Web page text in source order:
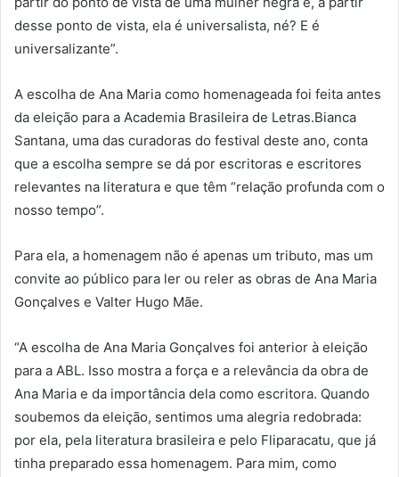
desse ponto de vista, ela é universalista, né? E é
universalizante”.
A escolha de Ana Maria como homenageada foi feita antes
da eleição para a Academia Brasileira de Letras.Bianca
Santana, uma das curadoras do festival deste ano, conta
que a escolha sempre se dá por escritoras e escritores
relevantes na literatura e que têm “relação profunda com o
nosso tempo”.
Para ela, a homenagem não é apenas um tributo, mas um
convite ao público para ler ou reler as obras de Ana Maria
Gonçalves e Valter Hugo Mãe.
“A escolha de Ana Maria Gonçalves foi anterior à eleição
para a ABL. Isso mostra a força e a relevância da obra de
Ana Maria e da importância dela como escritora. Quando
soubemos da eleição, sentimos uma alegria redobrada:
por ela, pela literatura brasileira e pelo Fliparacatu, que já
tinha preparado essa homenagem. Para mim, como